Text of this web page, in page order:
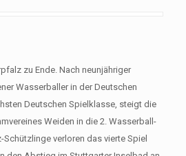
zu Ende. Nach neunjähriger
Wasserballer in der Deutschen
Deutschen Spielklasse, steigt die
Weiden in die 2. Wasserball-
verloren das vierte Spiel